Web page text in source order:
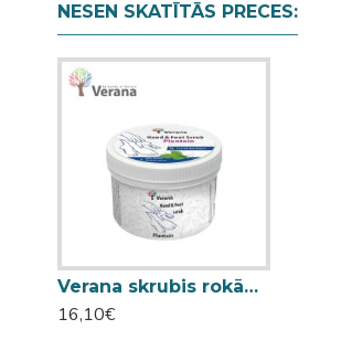
NESEN SKATĪTĀS PRECES:
Verana skrubis rokām un kājām Plantain ceļmallapa 800g
16,10€